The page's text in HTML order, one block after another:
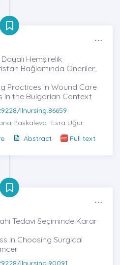
Hemşirelik
Bağlamında Öneriler,
Practices in Wound Care
in the Bulgarian Context
llnursing.86659
Paskaleva -Esra Uğur
Abstract Full text
Tedavi Seçiminde Karar
In Choosing Surgical
llnursing.90091